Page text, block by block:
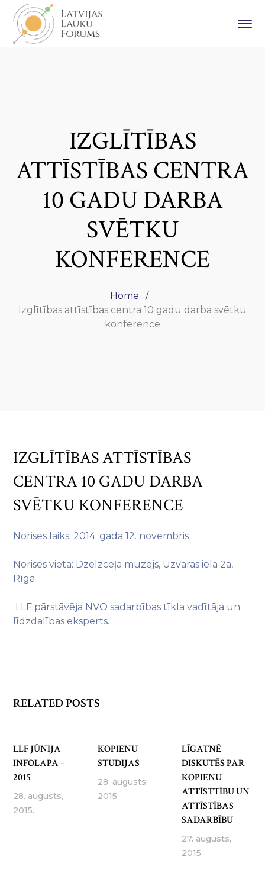
IZGLĪTĪBAS
ATTĪSTĪBAS CENTRA
10 GADU DARBA
SVĒTKU
KONFERENCE
Home
Izglītības attīstības centra 10 gadu darba svētku
konference
IZGLĪTĪBAS ATTĪSTĪBAS
CENTRA 10 GADU DARBA
SVĒTKU KONFERENCE
Norises laiks: 2014. gada 12. novembris
Norises vieta: Dzelzceļa muzejs, Uzvaras iela 2a,
Rīga
LLF pārstāvēja NVO sadarbības tīkla vadītāja un
līdzdalības eksperts.
RELATED POSTS
LLF JŪNIJA
INFOLAPA –
2015
28. augusts,
2015.
KOPIENU
STUDIJAS
28. augusts,
2015.
LĪGATNĒ
DISKUTĒS PAR
KOPIENU
ATTĪSTTĪBU UN
ATTĪSTĪBAS
SADARBĪBU
27. augusts,
2015.